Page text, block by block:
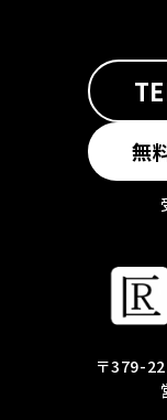
無
〒379-